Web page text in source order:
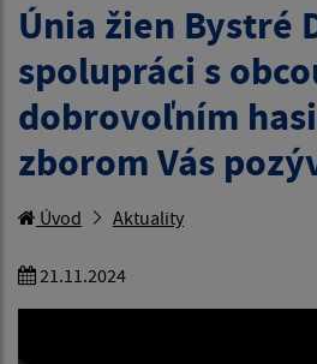
Únia žien Bystré
spolupráci s
dobrovoľním
zborom Vás
Úvod Aktuality
21.11.2024